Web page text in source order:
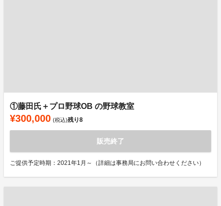
①藤田氏＋プロ野球OB の野球教室
¥300,000 (税込)残り8
販売終了
ご提供予定時期：2021年1月～（詳細は事務局にお問い合わせください）